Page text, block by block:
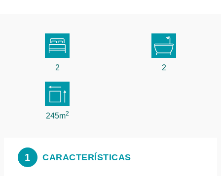
2 2
245m2
1 CARACTERÍSTICAS